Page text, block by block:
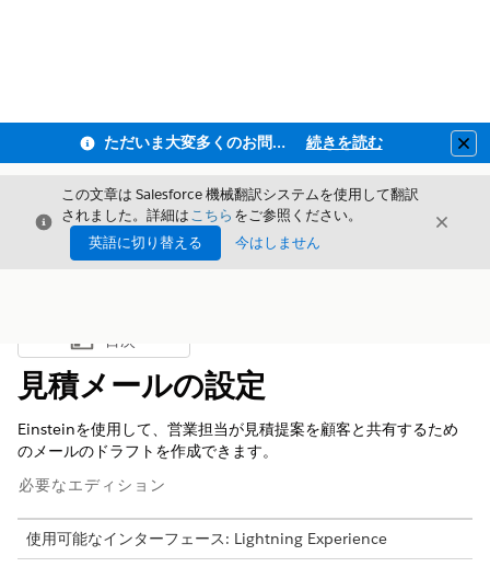
ただいま大変多くのお問い合わせをいただいており、ご連絡までにお時間を頂戴しております 続きを読む
閉じる
この文章は Salesforce 機械翻訳システムを使用して翻訳
されました。詳細はこちら をご参照ください。
英語に切り替える
今はしません
閉じる
目次を表示
目次
見積メールの設定
Einsteinを使用して、営業担当が見積提案を顧客と共有するため
のメールのドラフトを作成できます。
必要なエディション
使用可能なインターフェース: Lightning Experience